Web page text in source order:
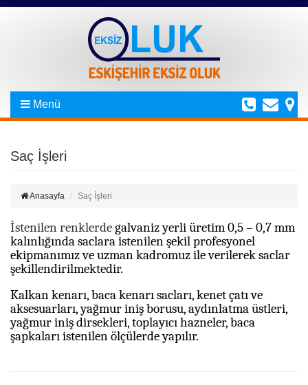
Menü
Saç İşleri
Anasayfa Saç İşleri
İstenilen renklerdegalvaniz yerli üretim 0,5 – 0,7 mm
kalınlığında saclara istenilen şekil profesyonel
ekipmanımız ve uzman kadromuz ile verilerek saclar
şekillendirilmektedir.
Kalkan kenarı, baca kenarı sacları, kenet çatı ve
aksesuarları, yağmur iniş borusu, aydınlatma üstleri,
yağmur iniş dirsekleri, toplayıcı hazneler, baca
şapkaları istenilen ölçülerde yapılır.